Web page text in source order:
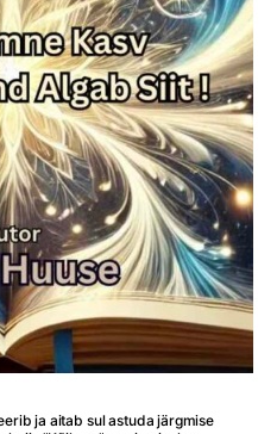
ja aitab sul astuda järgmise